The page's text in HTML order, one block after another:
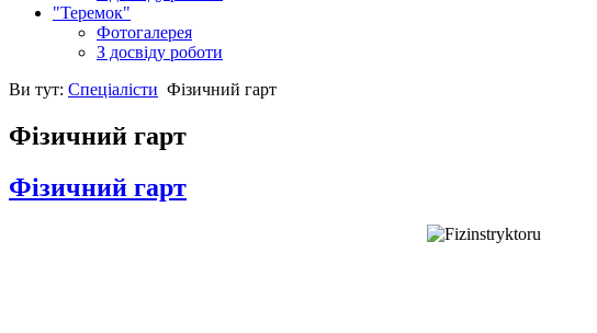
"Теремок"
Фотогалерея
З досвіду роботи
Ви тут: Спеціалісти Фізичний гарт
Фізичний гарт
Фізичний гарт